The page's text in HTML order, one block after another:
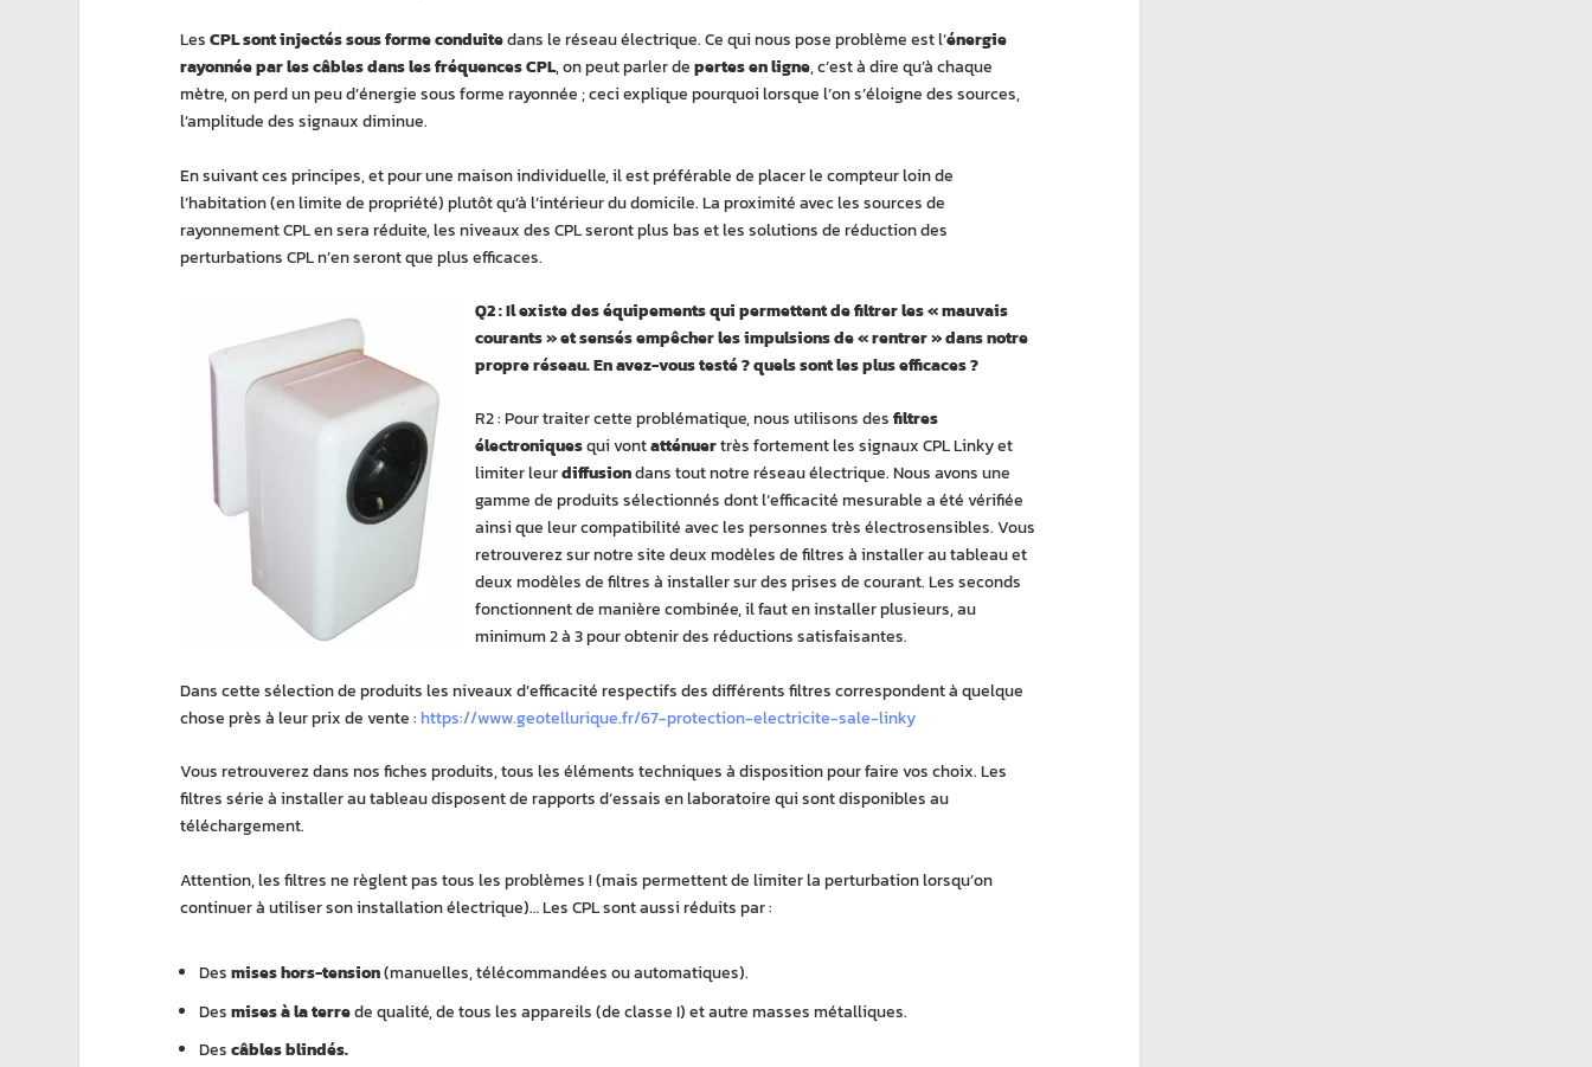
LesCPL sont injectés sous forme conduitedans le réseau électrique. Ce qui nous pose problème est l’énergie
rayonnée par les câbles dans les fréquences CPL, on peut parler depertes en ligne, c’est à dire qu’à chaque
mètre, on perd un peu d’énergie sous forme rayonnée ; ceci explique pourquoi lorsque l’on s’éloigne des sources,
l’amplitude des signaux diminue.
En suivant ces principes, et pour une maison individuelle, il est préférable de placer le compteur loin de
l’habitation (en limite de propriété) plutôt qu’à l’intérieur du domicile. La proximité avec les sources de
rayonnement CPL en sera réduite, les niveaux des CPL seront plus bas et les solutions de réduction des
perturbations CPL n’en seront que plus efficaces.
Q2 : Il existe des équipements qui permettent de filtrer les « mauvais
courants » et sensés empêcher les impulsions de « rentrer » dans notre
propre réseau. En avez-vous testé ? quels sont les plus efficaces ?
R2 : Pour traiter cette problématique, nous utilisons desfiltres
électroniquesqui vontatténuertrès fortement les signaux CPL Linky et
limiter leurdiffusiondans tout notre réseau électrique. Nous avons une
gamme de produits sélectionnés dont l’efficacité mesurable a été vérifiée
ainsi que leur compatibilité avec les personnes très électrosensibles. Vous
retrouverez sur notre site deux modèles de filtres à installer au tableau et
deux modèles de filtres à installer sur des prises de courant. Les seconds
fonctionnent de manière combinée, il faut en installer plusieurs, au
minimum 2 à 3 pour obtenir des réductions satisfaisantes.
Dans cette sélection de produits les niveaux d’efficacité respectifs des différents filtres correspondent à quelque
chose près à leur prix de vente : https://www.geotellurique.fr/67-protection-electricite-sale-linky
Vous retrouverez dans nos fiches produits, tous les éléments techniques à disposition pour faire vos choix. Les
filtres série à installer au tableau disposent de rapports d’essais en laboratoire qui sont disponibles au
téléchargement.
Attention, les filtres ne règlent pas tous les problèmes ! (mais permettent de limiter la perturbation lorsqu’on
continuer à utiliser son installation électrique)… Les CPL sont aussi réduits par :
Desmises hors-tension(manuelles, télécommandées ou automatiques).
Desmises à la terrede qualité, de tous les appareils (de classe I) et autre masses métalliques.
Descâbles blindés.